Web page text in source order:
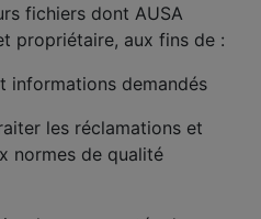
fichiers dont AUSA
propriétaire, aux fins de :
informations demandés
les réclamations et
normes de qualité